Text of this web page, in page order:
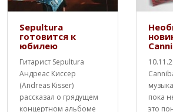
Sepultura
готовится к
юбилею
Гитарист Sepultura
Андреас Киссер
(Andreas Kisser)
рассказал о грядущем
концертном альбоме
пока
это